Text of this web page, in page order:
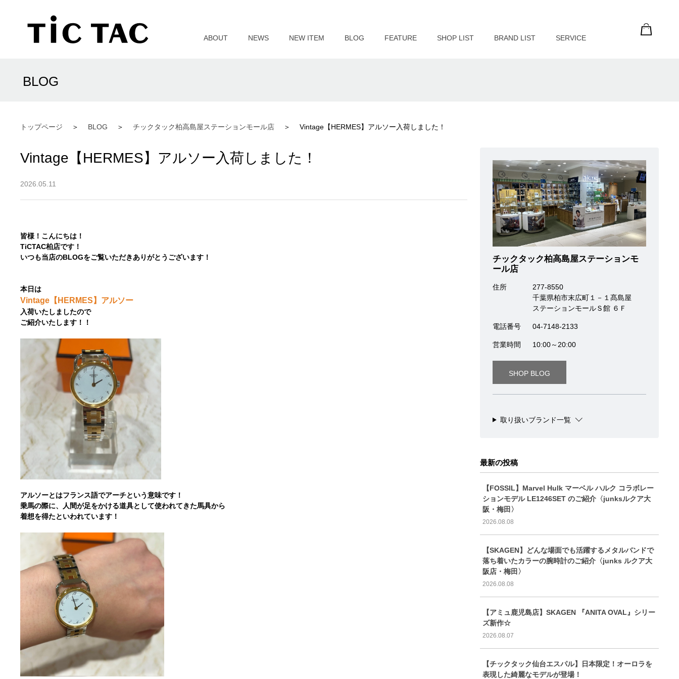
ABOUT NEWS NEW ITEM BLOG FEATURE SHOP LIST BRAND LIST SERVICE
トップページ BLOG チックタック柏高島屋ステーションモール店 Vintage【HERMES】アルソー入荷しました！
BLOG
Vintage【HERMES】アルソー入荷しました！
2026.05.11
皆様！こんにちは！
TiCTAC柏店です！
いつも当店のBLOGをご覧いただきありがとうございます！
本日は
Vintage【HERMES】アルソー
入荷いたしましたので
ご紹介いたします！！
アルソーとはフランス語でアーチという意味です！
乗馬の際に、人間が足をかける道具として使われてきた馬具から
着想を得たといわれています！
チックタック柏高島屋ステーションモ
ール店
住所
277-8550
千葉県柏市末広町１－１髙島屋
ステーションモールＳ館 ６Ｆ
電話番号 04-7148-2133
営業時間 10:00～20:00
SHOP BLOG
取り扱いブランド一覧
最新の投稿
【FOSSIL】Marvel Hulk マーベル ハルク コラボレー
ションモデル LE1246SET のご紹介〈junksルクア大
阪・梅田〉
2026.08.08
【SKAGEN】どんな場面でも活躍するメタルバンドで
落ち着いたカラーの腕時計のご紹介〈junks ルクア大
阪店・梅田〉
2026.08.08
【アミュ鹿児島店】SKAGEN 『ANITA OVAL』シリー
ズ新作☆
2026.08.07
【チックタック仙台エスパル】日本限定！オーロラを
表現した綺麗なモデルが登場！